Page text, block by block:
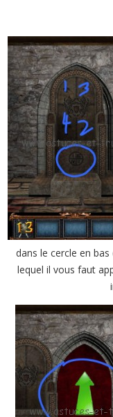
dans le cercle en
lequel il vous faut